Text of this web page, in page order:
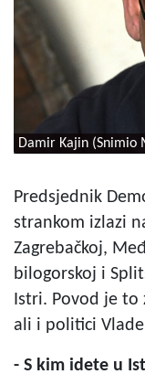
Damir Kajin (Snimio
Predsjednik
strankom izlazi
Zagrebačkoj,
bilogorskoj i
Istri. Povod je
ali i politici
- S kim idete u